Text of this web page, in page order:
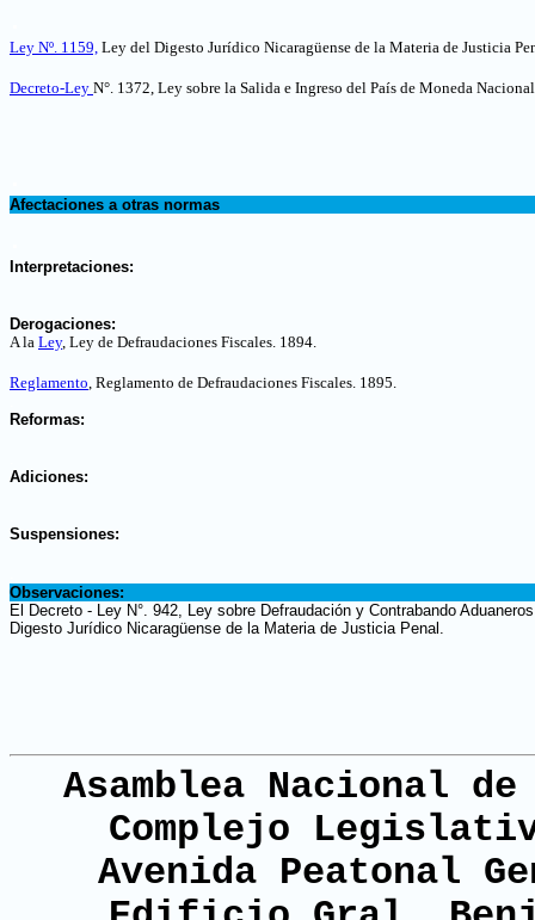
Ley Nº. 1159, Ley del Digesto Jurídico Nicaragüense de la Materia de Justicia
Decreto-Ley N°. 1372, Ley sobre la Salida e Ingreso del País de Moneda
Afectaciones a otras normas
Interpretaciones:
Derogaciones:
A la Ley, Ley de Defraudaciones Fiscales. 1894.
Reglamento, Reglamento de Defraudaciones Fiscales. 1895.
Reformas:
Adiciones:
Suspensiones:
Observaciones:
El Decreto - Ley N°. 942, Ley sobre Defraudación y Contrabando
Digesto Jurídico Nicaragüense de la Materia de Justicia Penal.
Asamblea Nacional
Complejo
Avenida Peatonal